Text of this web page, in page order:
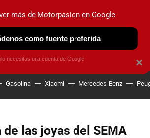
ELÉCTRICOS OBSERVATORIO
Gasolina Xiaomi Mercedes-Benz
de las joyas del SEMA
×
más de Motorpasion en Google
como fuente preferida
necesitas una cuenta de Google